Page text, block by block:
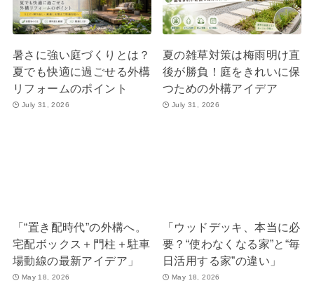
暑さに強い庭づくりとは？
夏でも快適に過ごせる外構
リフォームのポイント
July 31, 2026
夏の雑草対策は梅雨明け直
後が勝負！庭をきれいに保
つための外構アイデア
July 31, 2026
「“置き配時代”の外構へ。
宅配ボックス＋門柱＋駐車
場動線の最新アイデア」
May 18, 2026
「ウッドデッキ、本当に必
要？“使わなくなる家”と“毎
日活用する家”の違い」
May 18, 2026